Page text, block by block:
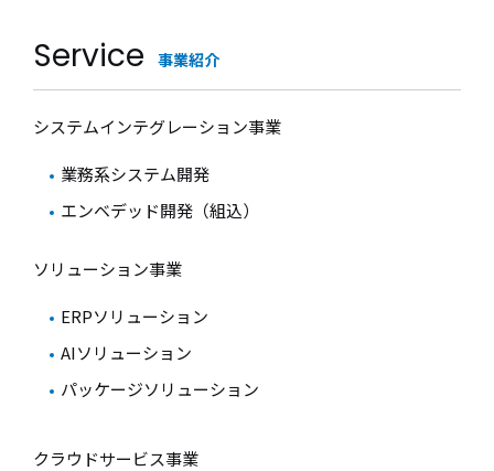
Service 事業紹介
システムインテグレーション事業
業務系システム開発
エンベデッド開発（組込）
ソリューション事業
ERPソリューション
AIソリューション
パッケージソリューション
クラウドサービス事業